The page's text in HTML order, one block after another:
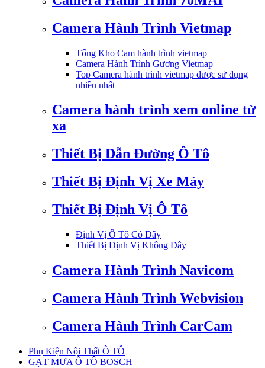
Camera Hành Trình Vietmap
Tổng Kho Cam hành trình vietmap
Camera Hành Trình Gương Vietmap
Top Camera hành trình vietmap được sử dụng
nhiều nhất
Camera hành trình xem online từ
xa
Thiết Bị Dẫn Đường Ô Tô
Thiết Bị Định Vị Xe Máy
Thiết Bị Định Vị Ô Tô
Định Vị Ô Tô Có Dây
Thiết Bị Định Vị Không Dây
Camera Hành Trình Navicom
Camera Hành Trình Webvision
Camera Hành Trình CarCam
Phụ Kiện Nội Thất Ô TÔ
GẠT MƯA Ô TÔ BOSCH